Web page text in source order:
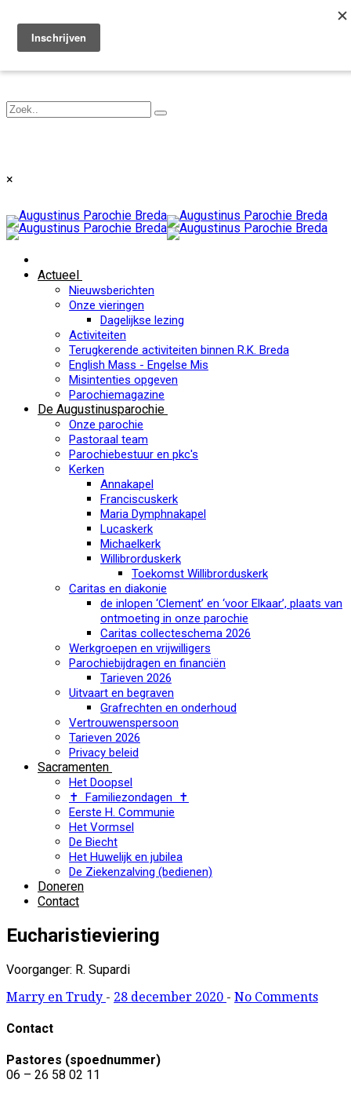
Toggle navigation
×
Actueel
Nieuwsberichten
Onze vieringen
Dagelijkse lezing
Activiteiten
Terugkerende activiteiten binnen R.K. Breda
English Mass - Engelse Mis
Misintenties opgeven
Parochiemagazine
De Augustinusparochie
Onze parochie
Pastoraal team
Parochiebestuur en pkc's
Kerken
Annakapel
Franciscuskerk
Maria Dymphnakapel
Lucaskerk
Michaelkerk
Willibrorduskerk
Toekomst Willibrorduskerk
Caritas en diakonie
de inlopen ‘Clement’ en ‘voor Elkaar’, plaats van
ontmoeting in onze parochie
Caritas collecteschema 2026
Werkgroepen en vrijwilligers
Parochiebijdragen en financiën
Tarieven 2026
Uitvaart en begraven
Grafrechten en onderhoud
Vertrouwenspersoon
Tarieven 2026
Privacy beleid
Sacramenten
Het Doopsel
✝ Familiezondagen ✝
Eerste H. Communie
Het Vormsel
De Biecht
Het Huwelijk en jubilea
De Ziekenzalving (bedienen)
Doneren
Contact
Eucharistieviering
Voorganger: R. Supardi
Marry en Trudy - 28 december 2020 - No Comments
Contact
Pastores (spoednummer)
06 – 26 58 02 11